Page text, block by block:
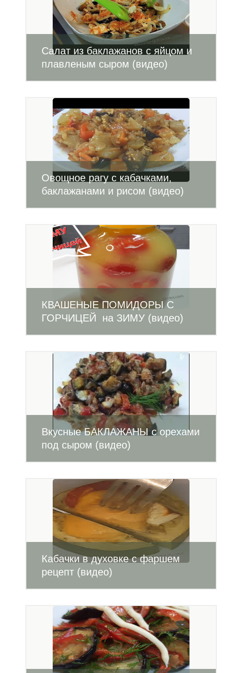
Салат из баклажанов с яйцом и
плавленым сыром (видео)
Овощное рагу с кабачками,
баклажанами и рисом (видео)
КВАШЕНЫЕ ПОМИДОРЫ С
ГОРЧИЦЕЙ на ЗИМУ (видео)
Вкусные БАКЛАЖАНЫ с орехами
под сыром (видео)
Кабачки в духовке с фаршем
рецепт (видео)